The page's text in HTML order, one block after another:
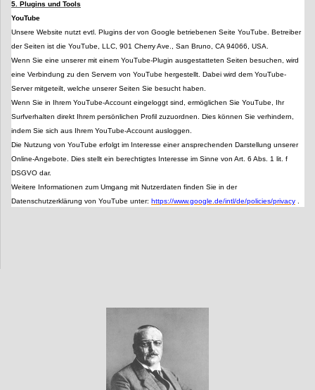
5. Plugins und Tools
YouTube
Unsere Website nutzt evtl. Plugins der von Google betriebenen Seite YouTube. Betreiber
der Seiten ist die YouTube, LLC, 901 Cherry Ave., San Bruno, CA 94066, USA.
Wenn Sie eine unserer mit einem YouTube-Plugin ausgestatteten Seiten besuchen, wird
eine Verbindung zu den Servern von YouTube hergestellt. Dabei wird dem YouTube-
Server mitgeteilt, welche unserer Seiten Sie besucht haben.
Wenn Sie in Ihrem YouTube-Account eingeloggt sind, ermöglichen Sie YouTube, Ihr
Surfverhalten direkt Ihrem persönlichen Profil zuzuordnen. Dies können Sie verhindern,
indem Sie sich aus Ihrem YouTube-Account ausloggen.
Die Nutzung von YouTube erfolgt im Interesse einer ansprechenden Darstellung unserer
Online-Angebote. Dies stellt ein berechtigtes Interesse im Sinne von Art. 6 Abs. 1 lit. f
DSGVO dar.
Weitere Informationen zum Umgang mit Nutzerdaten finden Sie in der
Datenschutzerklärung von YouTube unter: https://www.google.de/intl/de/policies/privacy .